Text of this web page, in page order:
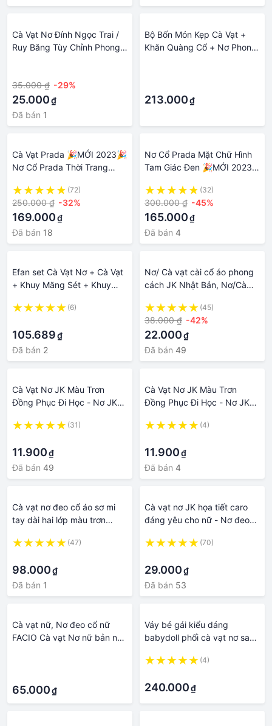
Cà Vạt Nơ Đính Ngọc Trai /
Ruy Băng Tùy Chỉnh Phong
35.000 ₫ -29%
25.000₫
Đã bán 1
Bộ Bốn Món Kẹp Cà Vạt +
Khăn Quàng Cổ + Nơ Phong
213.000₫
Cà Vạt Prada 🎉MỚI 2023🎉
Nơ Cổ Prada Thời Trang
Châu
(72)
250.000 ₫ -32%
169.000₫
Đã bán 18
Nơ Cổ Prada Mặt Chữ Hình
Tam Giác Đen 🎉MỚI 2023
Trang Nam Nữ Công Sở
Quảng Châu
(32)
300.000 ₫ -45%
165.000₫
Đã bán 4
Efan set Cà Vạt Nơ + Cà Vạt
+ Khuy Măng Sét + Khuy
Dệt jacquard Thời Trang Cao
Cho Nam
(6)
105.689₫
Đã bán 2
Nơ/ Cà vạt cài cổ áo phong
cách JK Nhật Bản, Nơ/Cà
nhiều mẫu
(45)
38.000 ₫ -42%
22.000₫
Đã bán 49
Cà Vạt Nơ JK Màu Trơn
Đồng Phục Đi Học - Nơ JK
sinh Nhật Bản (31)
11.900₫
Đã bán 49
Cà Vạt Nơ JK Màu Trơn
Đồng Phục Đi Học - Nơ JK
sinh Nhật Bản Fxanime
(4)
11.900₫
Đã bán 4
Cà vạt nơ đeo cổ áo sơ mi
tay dài hai lớp màu trơn
(47)
98.000₫
Đã bán 1
Cà vạt nơ JK họa tiết caro
đáng yêu cho nữ - Nơ đeo
Nhật bản
(70)
29.000₫
Đã bán 53
Cà vạt nữ, Nơ đeo cổ nữ
FACIO Cà vạt Nơ nữ bản nhỏ
65.000₫
Váy bé gái kiểu dáng
babydoll phối cà vạt nơ sau
bé gái chất liệu thô mềm
(4)
240.000₫